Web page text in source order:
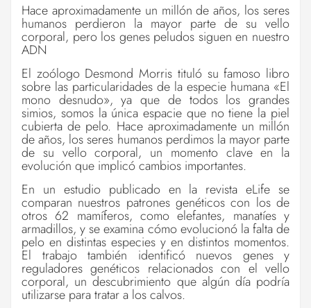
Hace aproximadamente un millón de años, los seres
humanos perdieron la mayor parte de su vello
corporal, pero los genes peludos siguen en nuestro
ADN
El zoólogo Desmond Morris tituló su famoso libro
sobre las particularidades de la especie humana «El
mono desnudo», ya que de todos los grandes
simios, somos la única espacie que no tiene la piel
cubierta de pelo. Hace aproximadamente un millón
de años, los seres humanos perdimos la mayor parte
de su vello corporal, un momento clave en la
evolución que implicó cambios importantes.
En un estudio publicado en la revista eLife se
comparan nuestros patrones genéticos con los de
otros 62 mamíferos, como elefantes, manatíes y
armadillos, y se examina cómo evolucionó la falta de
pelo en distintas especies y en distintos momentos.
El trabajo también identificó nuevos genes y
reguladores genéticos relacionados con el vello
corporal, un descubrimiento que algún día podría
utilizarse para tratar a los calvos.